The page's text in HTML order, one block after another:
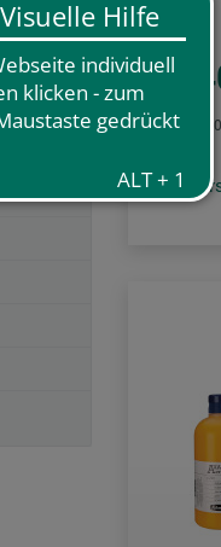
1 l =
zzgl.